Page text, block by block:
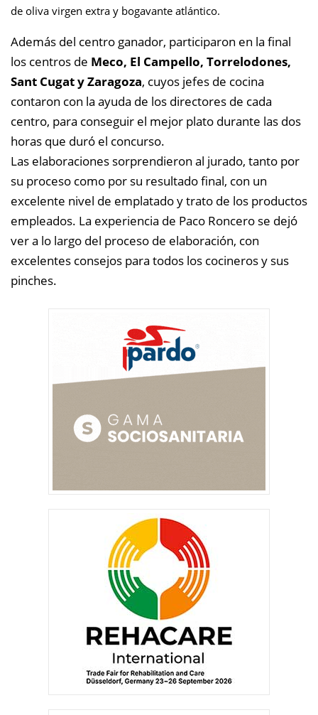
de oliva virgen extra y bogavante atlántico.
Además del centro ganador, participaron en la final
los centros de Meco, El Campello, Torrelodones,
Sant Cugat y Zaragoza, cuyos jefes de cocina
contaron con la ayuda de los directores de cada
centro, para conseguir el mejor plato durante las dos
horas que duró el concurso.
Las elaboraciones sorprendieron al jurado, tanto por
su proceso como por su resultado final, con un
excelente nivel de emplatado y trato de los productos
empleados. La experiencia de Paco Roncero se dejó
ver a lo largo del proceso de elaboración, con
excelentes consejos para todos los cocineros y sus
pinches.